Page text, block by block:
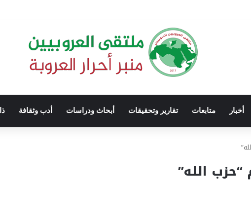
أخبار متابعات تقارير وتحقيقات أبحاث ودراسات أدب وثقافة
الله”